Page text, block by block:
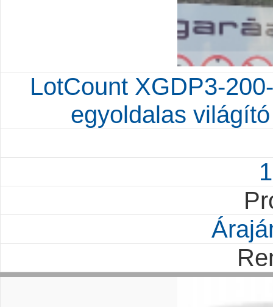
LotCount XGDP3-
egyoldalas